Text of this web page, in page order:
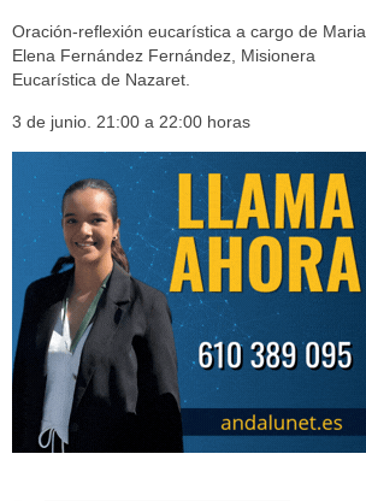
Oración-reflexión eucarística a cargo de Maria
Elena Fernández Fernández, Misionera
Eucarística de Nazaret.
3 de junio. 21:00 a 22:00 horas